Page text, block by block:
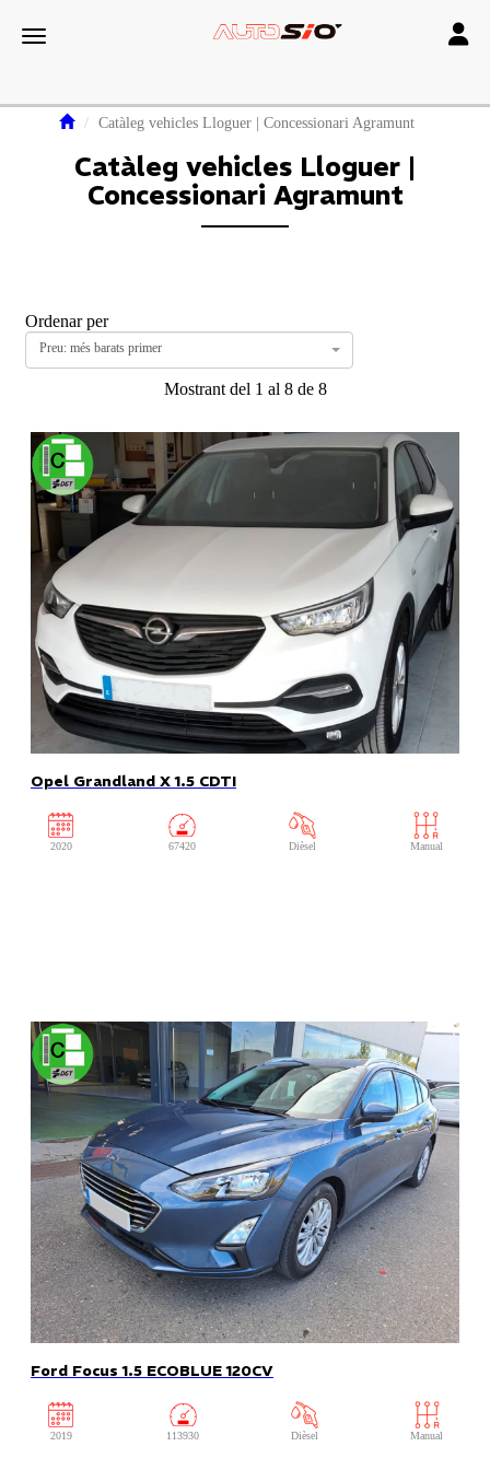
Toggle navigation
Catàleg vehicles Lloguer | Concessionari Agramunt
Catàleg vehicles Lloguer |
Concessionari Agramunt
Ordenar per
Preu: més barats primer
Mostrant del 1 al 8 de 8
Opel Grandland X 1.5 CDTI
2020 67420 Dièsel Manual
Ford Focus 1.5 ECOBLUE 120CV
2019 113930 Dièsel Manual